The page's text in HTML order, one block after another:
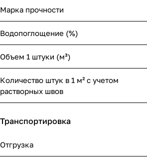
Марка прочности
Водопоглощение (%)
Объем 1 штуки (м³)
Количество штук в 1 м² с учетом
растворных швов
Транспортировка
Отгрузка